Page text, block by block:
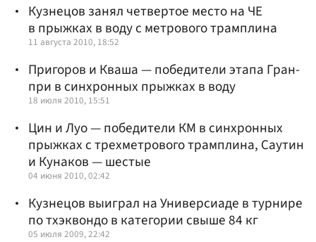
Кузнецов занял четвертое место на ЧЕ
в прыжках в воду с метрового трамплина
11 августа 2010, 18:52
Пригоров и Кваша — победители этапа Гран-
при в синхронных прыжках в воду
18 июля 2010, 15:51
Цин и Луо — победители КМ в синхронных
прыжках с трехметрового трамплина, Саутин
и Кунаков — шестые
04 июня 2010, 02:42
Кузнецов выиграл на Универсиаде в турнире
по тхэквондо в категории свыше 84 кг
05 июля 2009, 22:42